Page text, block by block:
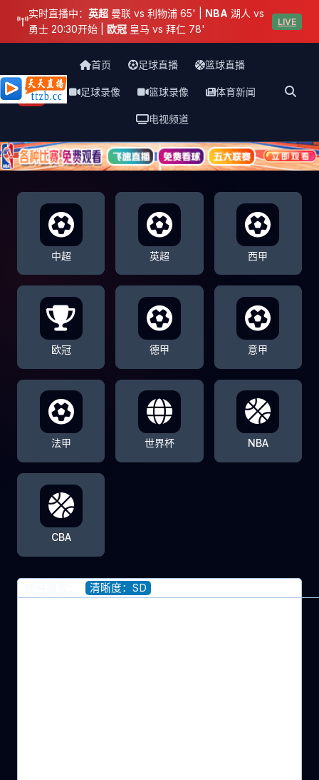
实时直播中： 英超 曼联 vs 利物浦 65' | NBA 湖人 vs
勇士 20:30开始 | 欧冠 皇马 vs 拜仁 78'
LIVE
天天直播网
首页 足球直播 篮球直播
足球录像 篮球录像 体育新闻
电视频道
中超 英超 西甲
欧冠 德甲 意甲
法甲 世界杯 NBA
CBA
清晰度：SD